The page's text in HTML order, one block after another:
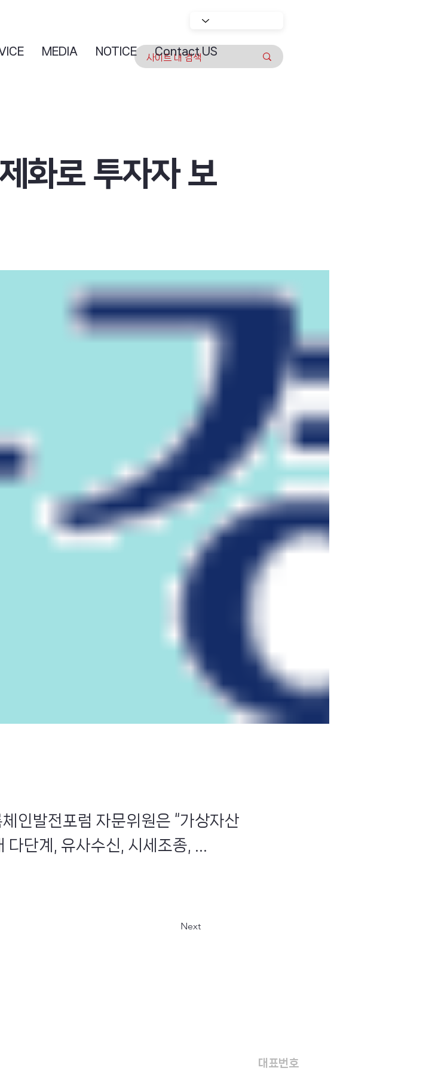
MEDIA NOTICE Contact US
화로 투자자 보
인발전포럼 자문위원은 “가상자산
다단계, 유사수신, 시세조종, ...
Next
대표번호